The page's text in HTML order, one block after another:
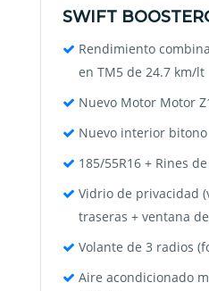
SWIFT
Rendimiento
en TM5 de 24.7 km/lt
Nuevo Motor Motor
Nuevo interior bitono
185/55R16 + Rines
Vidrio de privacidad
traseras + ventana
Volante de 3 radios
Aire acondicionado